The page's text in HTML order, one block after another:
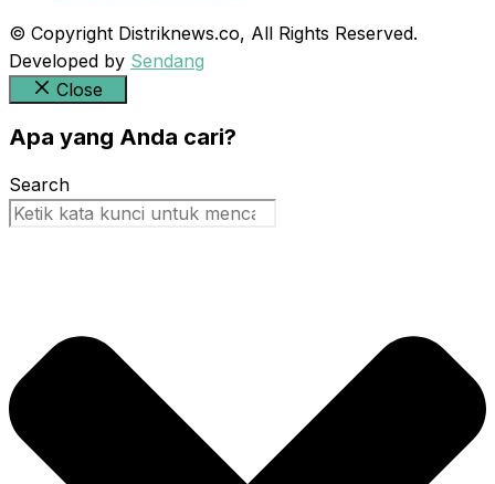
© Copyright Distriknews.co, All Rights Reserved.
Developed by Sendang
Close
Apa yang Anda cari?
Search